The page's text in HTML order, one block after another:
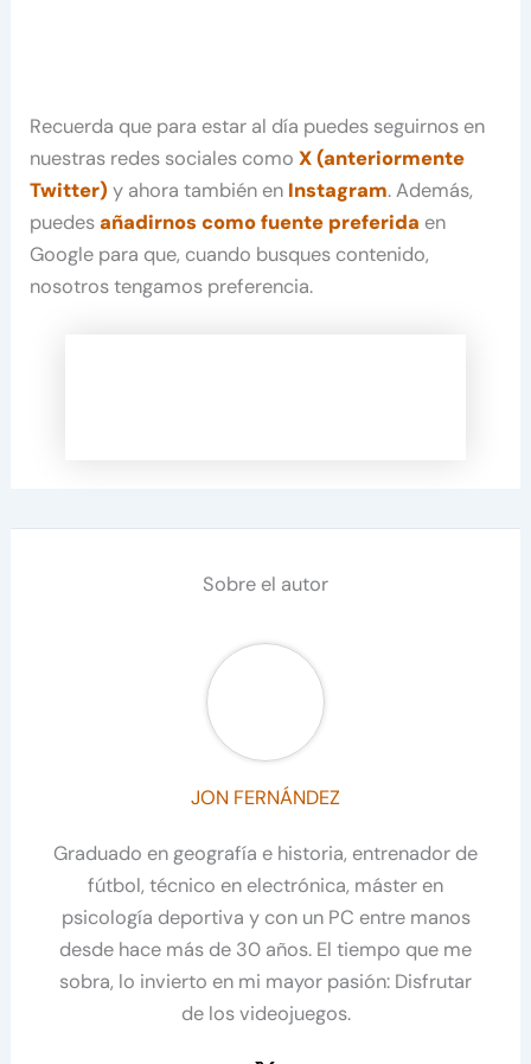
Recuerda que para estar al día puedes seguirnos en
nuestras redes sociales comoX (anteriormente
Twitter) y ahora también en Instagram. Además,
puedesañadirnos como fuente preferida en
Google para que, cuando busques contenido,
nosotros tengamos preferencia.
Sobre el autor
JON FERNÁNDEZ
Graduado en geografía e historia, entrenador de
fútbol, técnico en electrónica, máster en
psicología deportiva y con un PC entre manos
desde hace más de 30 años. El tiempo que me
sobra, lo invierto en mi mayor pasión: Disfrutar
de los videojuegos.